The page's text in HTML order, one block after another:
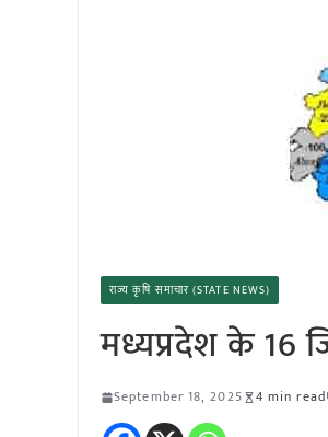
राज्य कृषि समाचार (STATE NEWS)
मध्यप्रदेश के 16
September 18, 2025 4 min read